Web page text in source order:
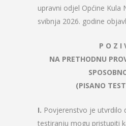
upravni odjel Općine Kula
svibnja 2026. godine
P O Z I
NA PRETHODNU
(PISANO
I. Povjerenstvo je utvrdilo
testiranju mogu pristupiti